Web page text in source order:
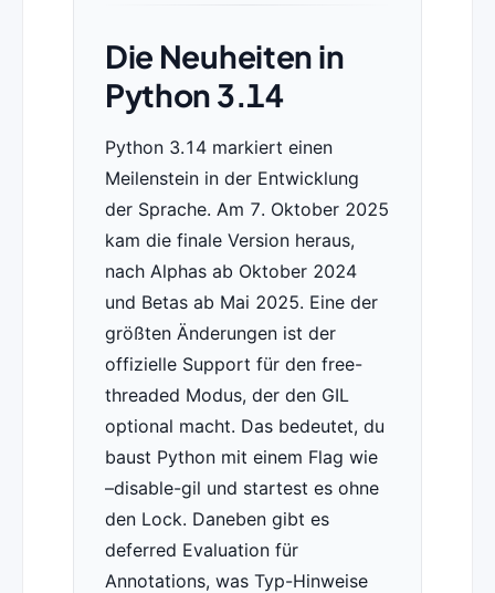
Die Neuheiten in
Python 3.14
Python 3.14 markiert einen
Meilenstein in der Entwicklung
der Sprache. Am 7. Oktober 2025
kam die finale Version heraus,
nach Alphas ab Oktober 2024
und Betas ab Mai 2025. Eine der
größten Änderungen ist der
offizielle Support für den free-
threaded Modus, der den GIL
optional macht. Das bedeutet, du
baust Python mit einem Flag wie
–disable-gil und startest es ohne
den Lock. Daneben gibt es
deferred Evaluation für
Annotations, was Typ-Hinweise